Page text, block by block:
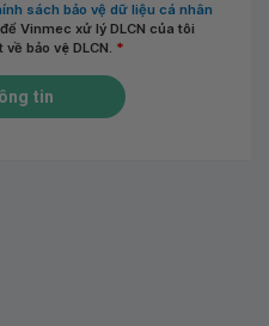
sách bảo vệ dữ liệu cá nhân
Vinmec xử lý DLCN của tôi
bảo vệ DLCN. *
tin